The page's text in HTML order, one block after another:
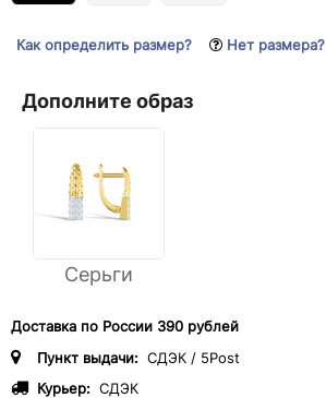
Как определить размер? Нет размера?
Дополните образ
Серьги
Доставка по России 390 рублей
Пункт выдачи: СДЭК / 5Post
Курьер: СДЭК